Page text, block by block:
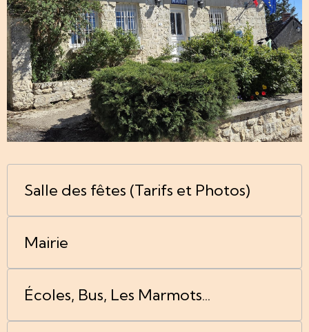
Salle des fêtes (Tarifs et Photos)
Mairie
Écoles, Bus, Les Marmots...